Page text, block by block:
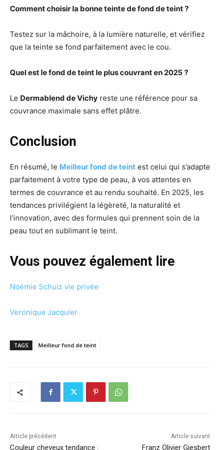
Comment choisir la bonne teinte de fond de teint ?
Testez sur la mâchoire, à la lumière naturelle, et vérifiez
que la teinte se fond parfaitement avec le cou.
Quel est le fond de teint le plus couvrant en 2025 ?
Le Dermablend de Vichy reste une référence pour sa
couvrance maximale sans effet plâtre.
Conclusion
En résumé, le Meilleur fond de teint est celui qui s’adapte
parfaitement à votre type de peau, à vos attentes en
termes de couvrance et au rendu souhaité. En 2025, les
tendances privilégient la légèreté, la naturalité et
l’innovation, avec des formules qui prennent soin de la
peau tout en sublimant le teint.
Vous pouvez également lire
Noémie Schulz vie privée
Veronique Jacquier
TAGS Meilleur fond de teint
Article précédent
Couleur cheveux tendance :
Article suivant
Franz Olivier Giesbert